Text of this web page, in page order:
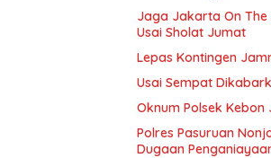
Jaga Jakarta On The
Usai Sholat Jumat
Lepas Kontingen
Usai Sempat
Oknum Polsek
Polres Pasuruan
Dugaan